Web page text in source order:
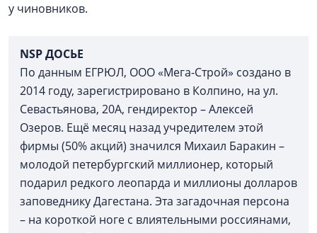
у чиновников.
NSPДОСЬЕ
По данным ЕГРЮЛ, ООО «Мега-Строй» создано в
2014 году, зарегистрировано в Колпино, на ул.
Севастьянова, 20А, гендиректор – Алексей
Озеров. Ещё месяц назад учредителем этой
фирмы (50% акций) значился Михаил Баракин –
молодой петербургский миллионер, который
подарил редкого леопарда и миллионы долларов
заповеднику Дагестана. Эта загадочная персона
– на короткой ноге с влиятельными россиянами,